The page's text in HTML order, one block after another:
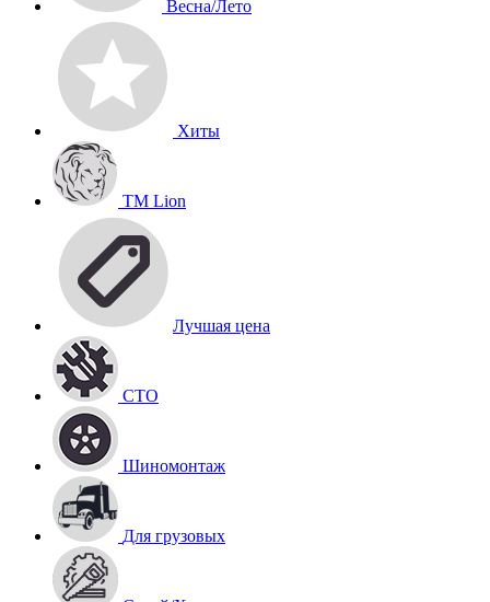
Весна/Лето
Хиты
TM Lion
Лучшая цена
СТО
Шиномонтаж
Для грузовых